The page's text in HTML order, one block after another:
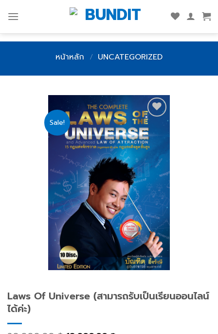
content
หน้าหลัก / UNCATEGORIZED
Sale!
Add
to
wishlist
Laws Of Universe (สามารถรับเป็นเรียนออนไลน์
ได้ค่ะ)